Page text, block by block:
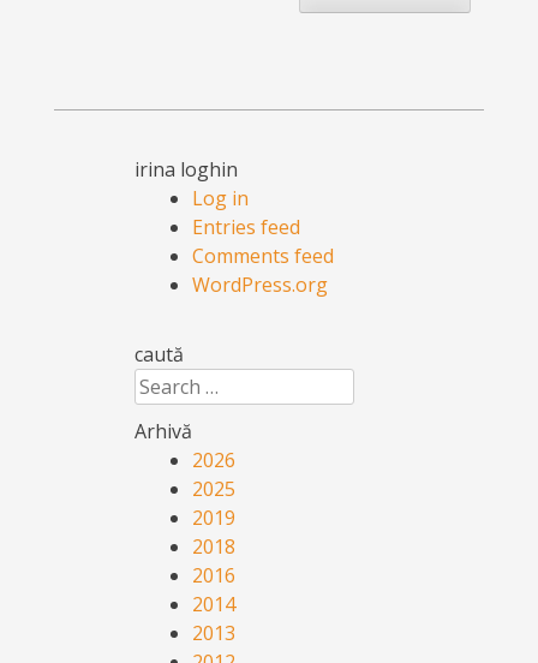
irina loghin
Log in
Entries feed
Comments feed
WordPress.org
caută
Search
Arhivă
2026
2025
2019
2018
2016
2014
2013